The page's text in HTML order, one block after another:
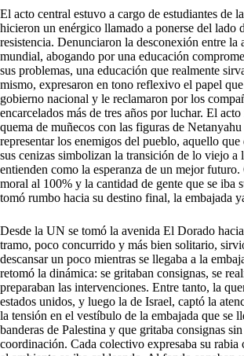
El acto central estuvo a cargo de estudiantes de
hicieron un enérgico llamado a ponerse del lado
resistencia. Denunciaron la desconexión entre la
mundial, abogando por una educación
sus problemas, una educación que realmente
mismo, expresaron en tono reflexivo el papel
gobierno nacional y le reclamaron por los
encarcelados más de tres años por luchar. El
quema de muñecos con las figuras de
representar los enemigos del pueblo, aquello que
sus cenizas simbolizan la transición de lo viejo a
entienden como la esperanza de un mejor
moral al 100% y la cantidad de gente que se iba
tomó rumbo hacia su destino final, la embajada
Desde la UN se tomó la avenida El Dorado
tramo, poco concurrido y más bien solitario,
descansar un poco mientras se llegaba a la
retomó la dinámica: se gritaban consignas, se
preparaban las intervenciones. Entre tanto, la
estados unidos, y luego la de Israel, captó la
la tensión en el vestíbulo de la embajada que se
banderas de Palestina y que gritaba consignas
coordinación. Cada colectivo expresaba su rabia